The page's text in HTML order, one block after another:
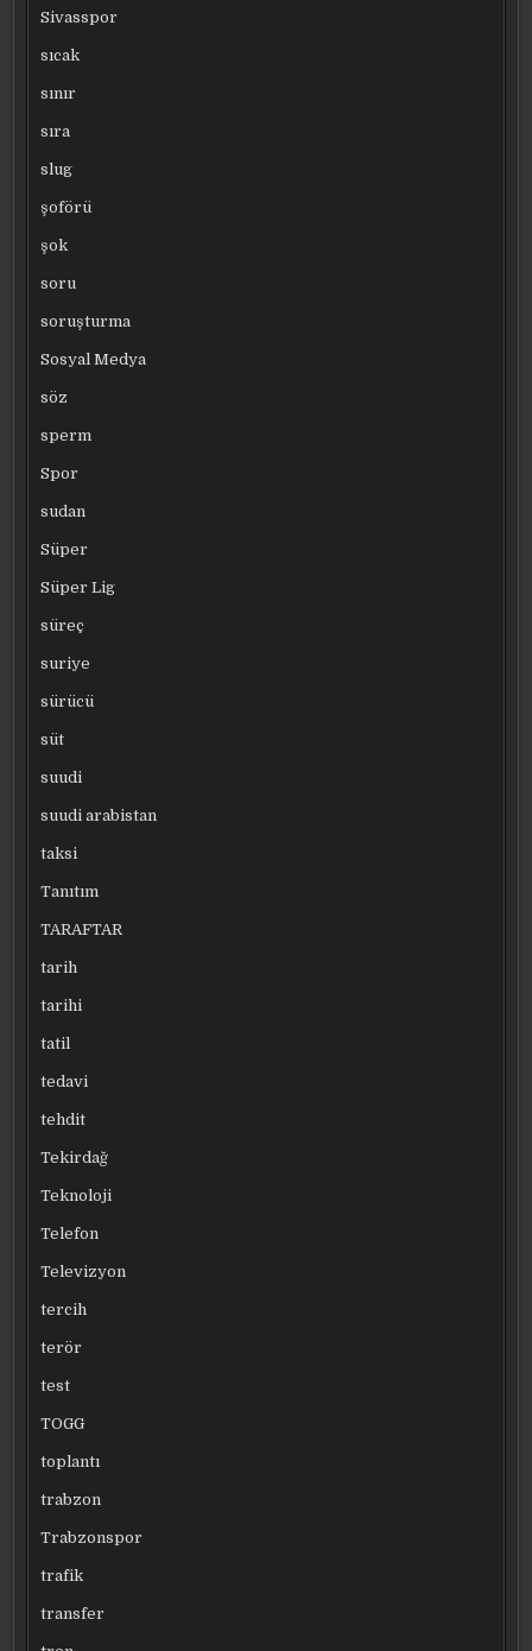
Sivasspor
sıcak
sınır
sıra
slug
şoförü
şok
soru
soruşturma
Sosyal Medya
söz
sperm
Spor
sudan
Süper
Süper Lig
süreç
suriye
sürücü
süt
suudi
suudi arabistan
taksi
Tanıtım
TARAFTAR
tarih
tarihi
tatil
tedavi
tehdit
Tekirdağ
Teknoloji
Telefon
Televizyon
tercih
terör
test
TOGG
toplantı
trabzon
Trabzonspor
trafik
transfer